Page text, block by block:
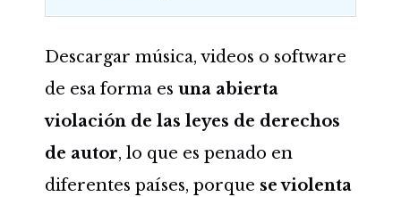
Descargar música, videos o software
de esa forma es una abierta
violación de las leyes de derechos
de autor, lo que es penado en
diferentes países, porque se violenta